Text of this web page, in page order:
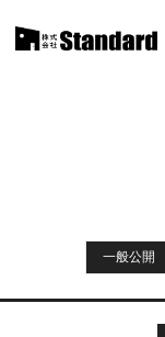
一般公開